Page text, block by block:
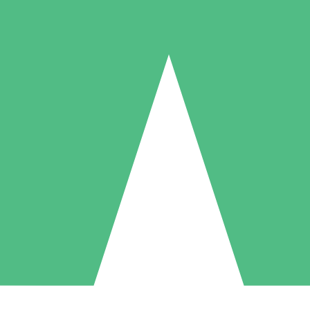
Individuelle Credit-Pakete
nach Bedarf mit Download-Credits. Keine monatliche Verpflichtung